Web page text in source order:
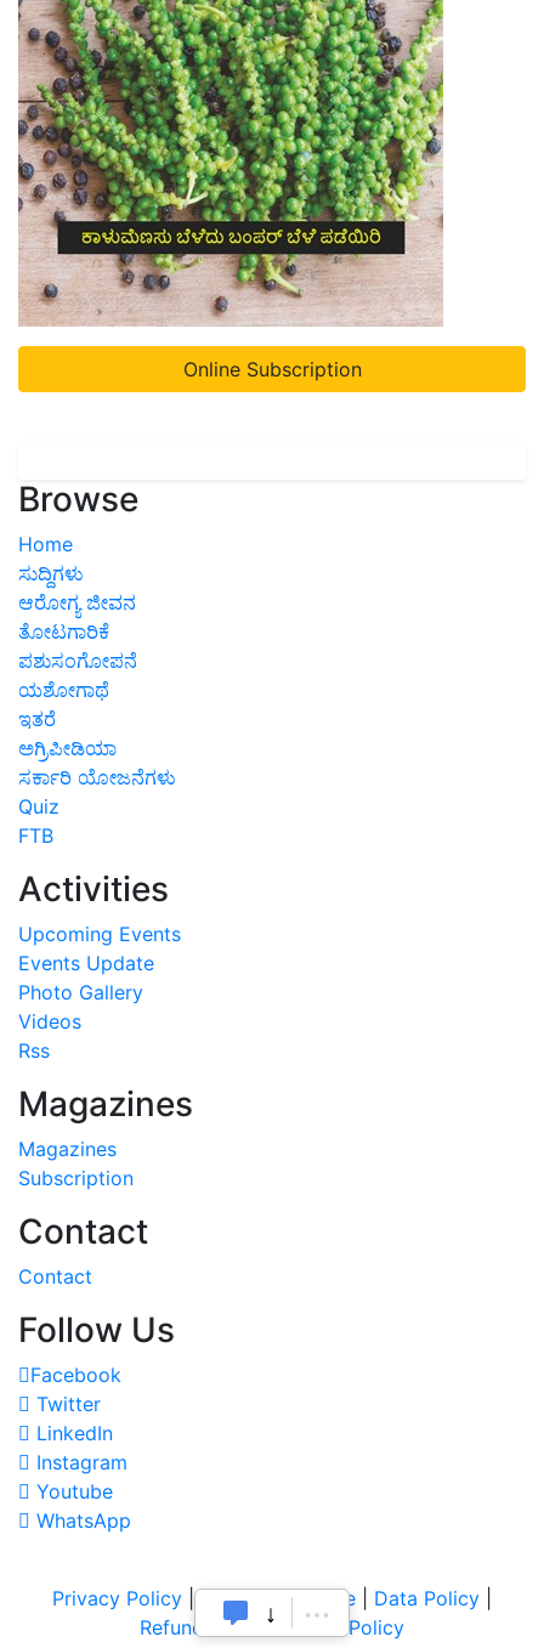
Online Subscription
Browse
Home
ಸುದ್ದಿಗಳು
ಆರೋಗ್ಯ ಜೀವನ
ತೋಟಗಾರಿಕೆ
ಪಶುಸಂಗೋಪನೆ
ಯಶೋಗಾಥೆ
ಇತರೆ
ಅಗ್ರಿಪೀಡಿಯಾ
ಸರ್ಕಾರಿ ಯೋಜನೆಗಳು
Quiz
FTB
Activities
Upcoming Events
Events Update
Photo Gallery
Videos
Rss
Magazines
Magazines
Subscription
Contact
Contact
Follow Us
Facebook
Twitter
LinkedIn
Instagram
Youtube
WhatsApp
Privacy Policy |Terms of Service Data Policy
Refund & Cancellation Policy